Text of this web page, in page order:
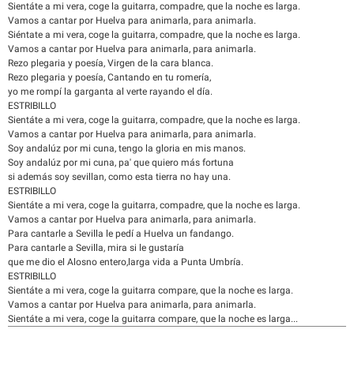
Sientáte a mi vera, coge la guitarra, compadre, que la noche es larga.
Vamos a cantar por Huelva para animarla, para animarla.
Siéntate a mi vera, coge la guitarra, compadre, que la noche es larga.
Vamos a cantar por Huelva para animarla, para animarla.
Rezo plegaria y poesía, Virgen de la cara blanca.
Rezo plegaria y poesía, Cantando en tu romería,
yo me rompí la garganta al verte rayando el día.
ESTRIBILLO
Sientáte a mi vera, coge la guitarra, compadre, que la noche es larga.
Vamos a cantar por Huelva para animarla, para animarla.
Soy andalúz por mi cuna, tengo la gloria en mis manos.
Soy andalúz por mi cuna, pa' que quiero más fortuna
si además soy sevillan, como esta tierra no hay una.
ESTRIBILLO
Sientáte a mi vera, coge la guitarra, compadre, que la noche es larga.
Vamos a cantar por Huelva para animarla, para animarla.
Para cantarle a Sevilla le pedí a Huelva un fandango.
Para cantarle a Sevilla, mira si le gustaría
que me dio el Alosno entero,larga vida a Punta Umbría.
ESTRIBILLO
Sientáte a mi vera, coge la guitarra compare, que la noche es larga.
Vamos a cantar por Huelva para animarla, para animarla.
Sientáte a mi vera, coge la guitarra compare, que la noche es larga...